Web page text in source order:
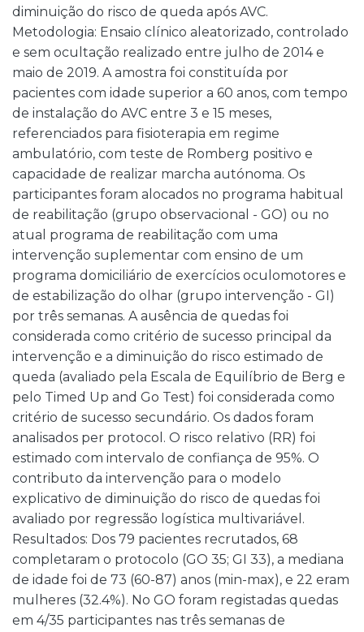
diminuição do risco de queda após AVC.
Metodologia: Ensaio clínico aleatorizado, controlado
e sem ocultação realizado entre julho de 2014 e
maio de 2019. A amostra foi constituída por
pacientes com idade superior a 60 anos, com tempo
de instalação do AVC entre 3 e 15 meses,
referenciados para fisioterapia em regime
ambulatório, com teste de Romberg positivo e
capacidade de realizar marcha autónoma. Os
participantes foram alocados no programa habitual
de reabilitação (grupo observacional - GO) ou no
atual programa de reabilitação com uma
intervenção suplementar com ensino de um
programa domiciliário de exercícios oculomotores e
de estabilização do olhar (grupo intervenção - GI)
por três semanas. A ausência de quedas foi
considerada como critério de sucesso principal da
intervenção e a diminuição do risco estimado de
queda (avaliado pela Escala de Equilíbrio de Berg e
pelo Timed Up and Go Test) foi considerada como
critério de sucesso secundário. Os dados foram
analisados per protocol. O risco relativo (RR) foi
estimado com intervalo de confiança de 95%. O
contributo da intervenção para o modelo
explicativo de diminuição do risco de quedas foi
avaliado por regressão logística multivariável.
Resultados: Dos 79 pacientes recrutados, 68
completaram o protocolo (GO 35; GI 33), a mediana
de idade foi de 73 (60-87) anos (min-max), e 22 eram
mulheres (32.4%). No GO foram registadas quedas
em 4/35 participantes nas três semanas de